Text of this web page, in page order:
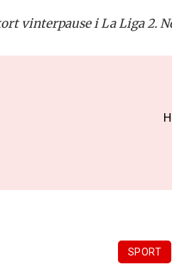
vinterpause i La Liga 2.
SPORT